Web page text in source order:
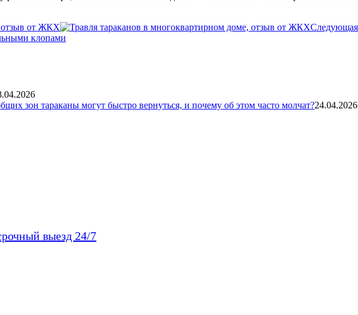
отзыв от ЖКХ Следующая
зон тараканы могут быстро вернуться, и почему об этом часто молчат?24.04.2026
выезд 24/7